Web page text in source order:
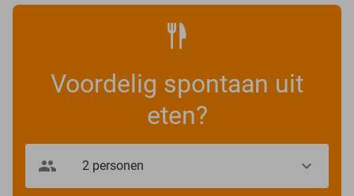
Voordelig spontaan uit
eten?